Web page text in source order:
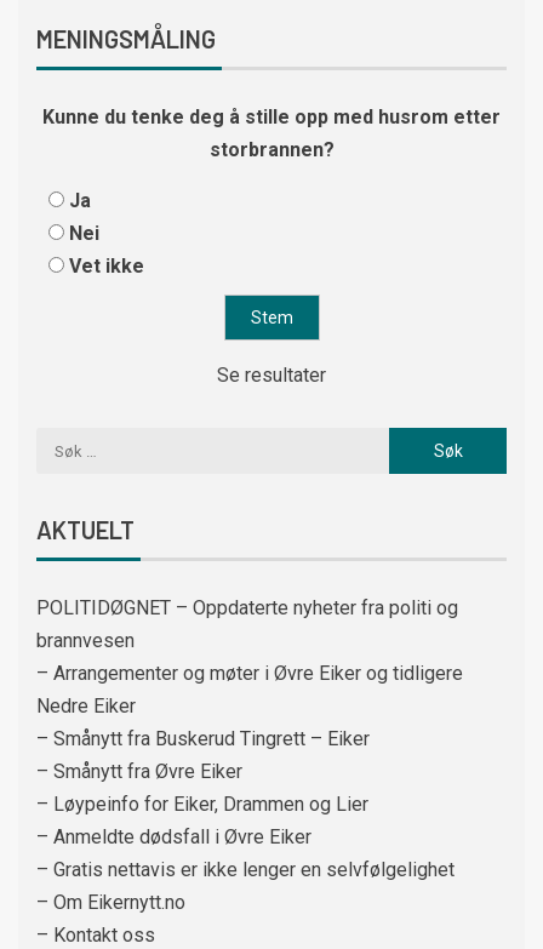
MENINGSMÅLING
Kunne du tenke deg å stille opp med husrom etter
storbrannen?
Ja
Nei
Vet ikke
Se resultater
AKTUELT
POLITIDØGNET – Oppdaterte nyheter fra politi og
brannvesen
– Arrangementer og møter i Øvre Eiker og tidligere
Nedre Eiker
– Smånytt fra Buskerud Tingrett – Eiker
– Smånytt fra Øvre Eiker
– Løypeinfo for Eiker, Drammen og Lier
– Anmeldte dødsfall i Øvre Eiker
– Gratis nettavis er ikke lenger en selvfølgelighet
– Om Eikernytt.no
– Kontakt oss